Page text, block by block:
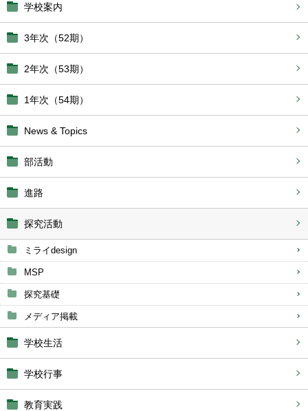
学校案内
3年次（52期）
2年次（53期）
1年次（54期）
News & Topics
部活動
進路
探究活動
ミライdesign
MSP
探究基礎
メディア掲載
学校生活
学校行事
教育実践